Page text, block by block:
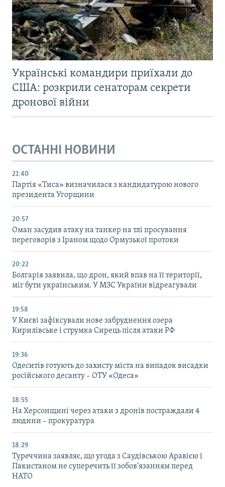
Українські командири приїхали до
США: розкрили сенаторам секрети
дронової війни
ОСТАННІ НОВИНИ
21:40
Партія «Тиса» визначилася з кандидатурою нового
президента Угорщини
20:57
Оман засудив атаку на танкер на тлі просування
переговорів з Іраном щодо Ормузької протоки
20:22
Болгарія заявила, що дрон, який впав на її території,
міг бути українським. У МЗС України відреагували
19:58
У Києві зафіксували нове забруднення озера
Кирилівське і струмка Сирець після атаки РФ
19:36
Одеситів готують до захисту міста на випадок висадки
російського десанту – ОТУ «Одеса»
18:55
На Херсонщині через атаки з дронів постраждали 4
людини – прокуратура
18:29
Туреччина заявляє, що угода з Саудівською Аравією і
Пакистаном не суперечить її зобов’язанням перед
НАТО